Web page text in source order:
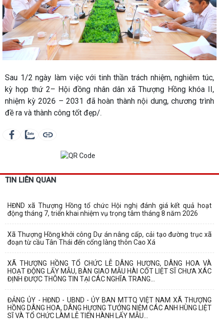
Sau 1/2 ngày làm việc với tinh thần trách nhiệm, nghiêm túc,
kỳ họp thứ 2– Hội đồng nhân dân xã Thượng Hồng khóa II,
nhiệm kỳ 2026 – 2031 đã hoàn thành nội dung, chương trình
đề ra và thành công tốt đẹp/.
TIN LIÊN QUAN
HĐND xã Thượng Hồng tổ chức Hội nghị đánh giá kết quả hoạt
động tháng 7, triển khai nhiệm vụ trọng tâm tháng 8 năm 2026
Xã Thượng Hồng khởi công Dự án nâng cấp, cải tạo đường trục xã
đoạn từ cầu Tân Thái đến cổng làng thôn Cao Xá
XÃ THƯỢNG HỒNG TỔ CHỨC LỄ DÂNG HƯƠNG, DÂNG HOA VÀ
HOẠT ĐỘNG LẤY MẪU, BÀN GIAO MẪU HÀI CỐT LIỆT SĨ CHƯA XÁC
ĐỊNH ĐƯỢC THÔNG TIN TẠI CÁC NGHĨA TRANG...
ĐẢNG ỦY - HĐND - UBND - ỦY BAN MTTQ VIỆT NAM XÃ THƯỢNG
HỒNG DÂNG HOA, DÂNG HƯƠNG TƯỞNG NIỆM CÁC ANH HÙNG LIỆT
SĨ VÀ TỔ CHỨC LÀM LỄ TIẾN HÀNH LẤY MẪU...